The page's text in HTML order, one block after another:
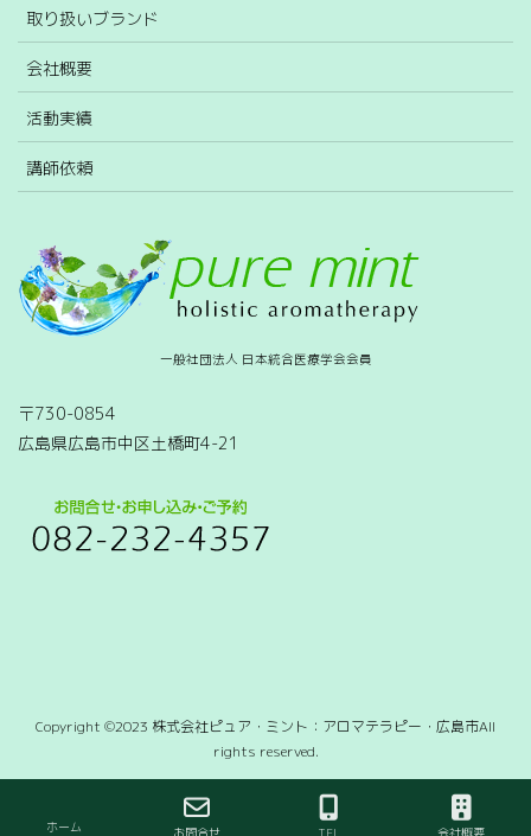
取り扱いブランド
会社概要
活動実績
講師依頼
一般社団法人 日本統合医療学会会員
〒730-0854
広島県広島市中区土橋町4-21
Copyright ©2023 株式会社ピュア・ミント：アロマテラピー・広島市All
rights reserved.
ホーム お問合せ TEL 会社概要